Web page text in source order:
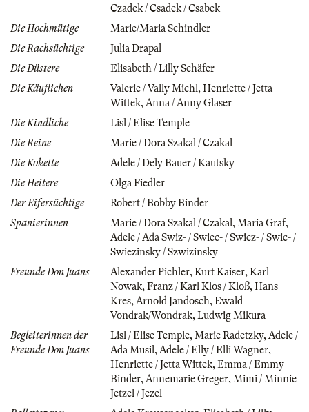
Czadek / Csadek / Csabek
Die Hochmütige
Marie/Maria Schindler
Die Rachsüchtige
Julia Drapal
Die Düstere
Elisabeth / Lilly Schäfer
Die Käuflichen
Valerie / Vally Michl , Henriette / Jetta
Wittek, Anna / Anny Glaser
Die Kindliche
Lisl / Elise Temple
Die Reine
Marie / Dora Szakal / Czakal
Die Kokette
Adele / Dely Bauer / Kautsky
Die Heitere
Olga Fiedler
Der Eifersüchtige
Robert / Bobby Binder
Spanierinnen
Marie / Dora Szakal / Czakal , Maria Graf,
Adele / Ada Swiz- / Swiec- / Swicz- / Swic- /
Swiezinsky / Szwizinsky
Freunde Don Juans
Alexander Pichler, Kurt Kaiser, Karl
Nowak, Franz / Karl Klos / Kloß, Hans
Kres, Arnold Jandosch, Ewald
Vondrak/Wondrak, Ludwig Mikura
Begleiterinnen der
Freunde Don Juans
Lisl / Elise Temple, Marie Radetzky, Adele /
Ada Musil , Adele / Elly / Elli Wagner,
Henriette / Jetta Wittek, Emma / Emmy
Binder, Annemarie Greger, Mimi / Minnie
Jetzel / Jezel